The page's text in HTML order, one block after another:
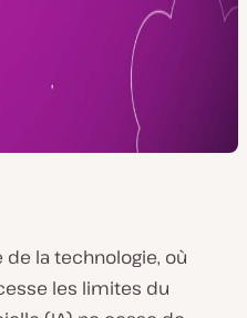
de la technologie, où
les limites du